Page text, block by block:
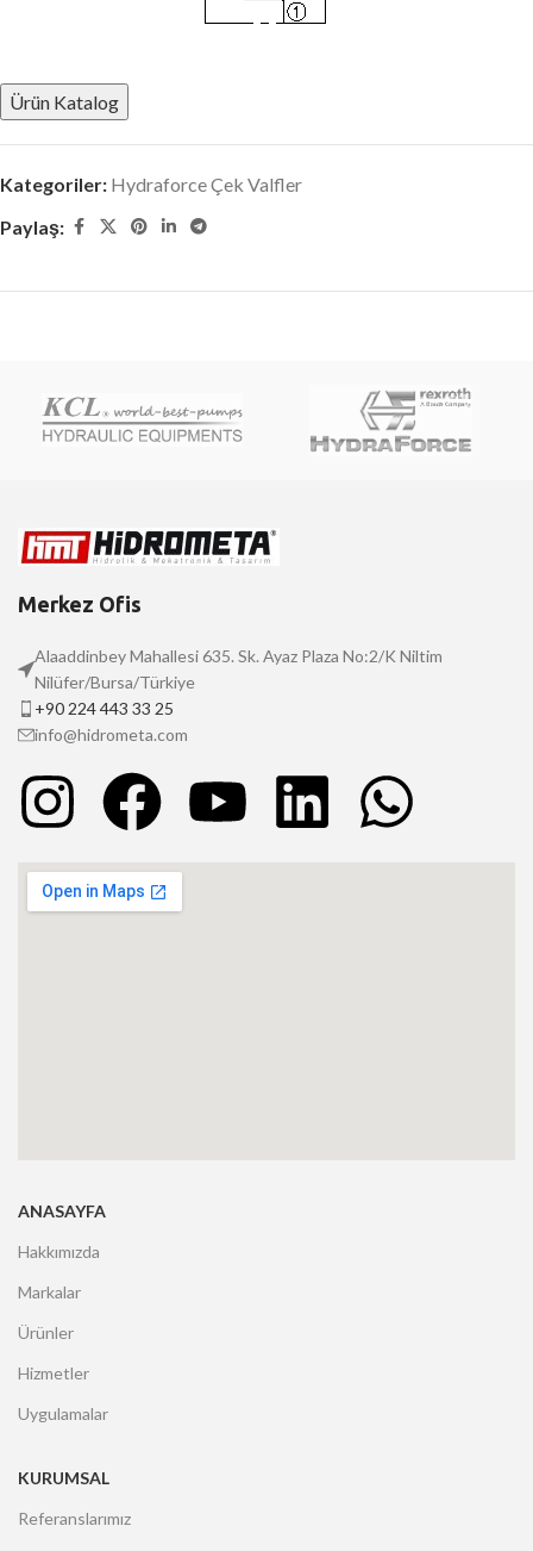
Ürün Katalog
Kategoriler: Hydraforce Çek Valfler
Paylaş:
Merkez Ofis
Alaaddinbey Mahallesi 635. Sk. Ayaz Plaza No:2/K Niltim
Nilüfer/Bursa/Türkiye
+90 224 443 33 25
info@hidrometa.com
ANASAYFA
Hakkımızda
Markalar
Ürünler
Hizmetler
Uygulamalar
KURUMSAL
Referanslarımız